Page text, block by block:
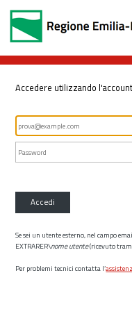
Accedere utilizzando
Accedi
Se sei un utente esterno, nel campo
EXTRARER\nome utente(ricevuto
Per problemi tecnici contatta l’